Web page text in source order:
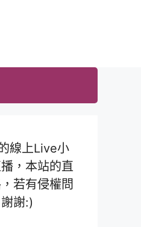
線上Live小
，本站的直
若有侵權問
謝:)